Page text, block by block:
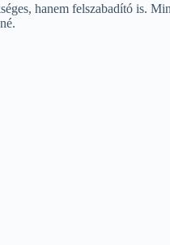
hanem felszabadító is.